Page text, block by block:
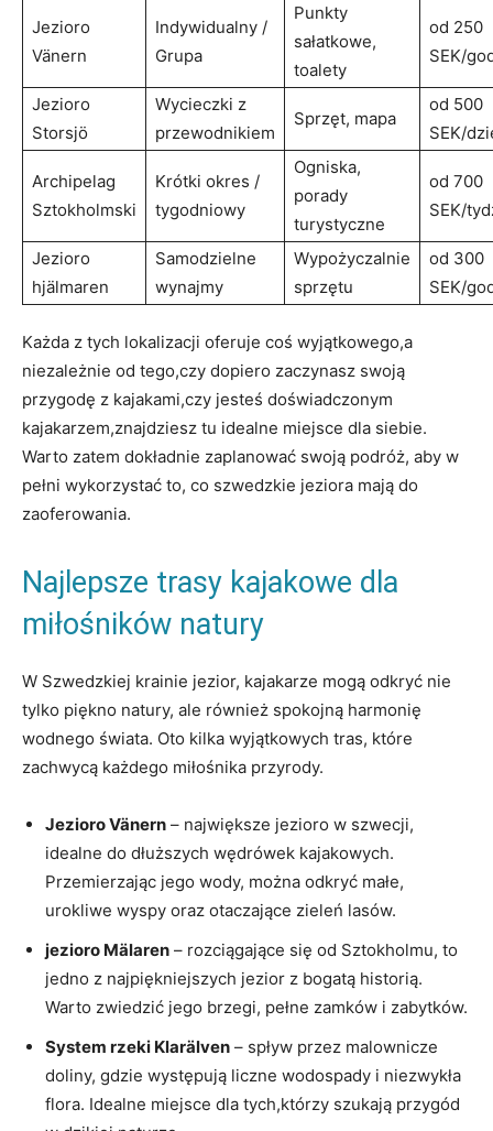
Jezioro
Vänern
Indywidualny /
Grupa
Punkty
sałatkowe,
toalety
od 250
SEK/
Jezioro
Storsjö
Wycieczki z
przewodnikiem
Sprzęt, mapa
od 500
SEK/
Archipelag
Sztokholmski
Krótki okres /
tygodniowy
Ogniska,
porady
turystyczne
od 700
SEK/
Jezioro
hjälmaren
Samodzielne
wynajmy
Wypożyczalnie
sprzętu
od 300
SEK/
Każda z tych lokalizacji oferuje coś wyjątkowego,a
niezależnie od tego,czy dopiero zaczynasz swoją
przygodę z kajakami,czy jesteś doświadczonym
kajakarzem,znajdziesz tu idealne miejsce dla siebie.
Warto zatem dokładnie zaplanować swoją podróż, aby w
pełni wykorzystać to, co szwedzkie jeziora mają do
zaoferowania.
Najlepsze trasy kajakowe dla
miłośników natury
W Szwedzkiej krainie jezior, kajakarze mogą odkryć nie
tylko piękno natury, ale również spokojną harmonię
wodnego świata. Oto kilka wyjątkowych tras, które
zachwycą każdego miłośnika przyrody.
Jezioro Vänern – największe jezioro w szwecji,
idealne do dłuższych wędrówek kajakowych.
Przemierzając jego wody, można odkryć małe,
urokliwe wyspy oraz otaczające zieleń lasów.
jezioro Mälaren – rozciągające się od Sztokholmu, to
jedno z najpiękniejszych jezior z bogatą historią.
Warto zwiedzić jego brzegi, pełne zamków i zabytków.
System rzeki Klarälven – spływ przez malownicze
doliny, gdzie występują liczne wodospady i niezwykła
flora. Idealne miejsce dla tych,którzy szukają przygód